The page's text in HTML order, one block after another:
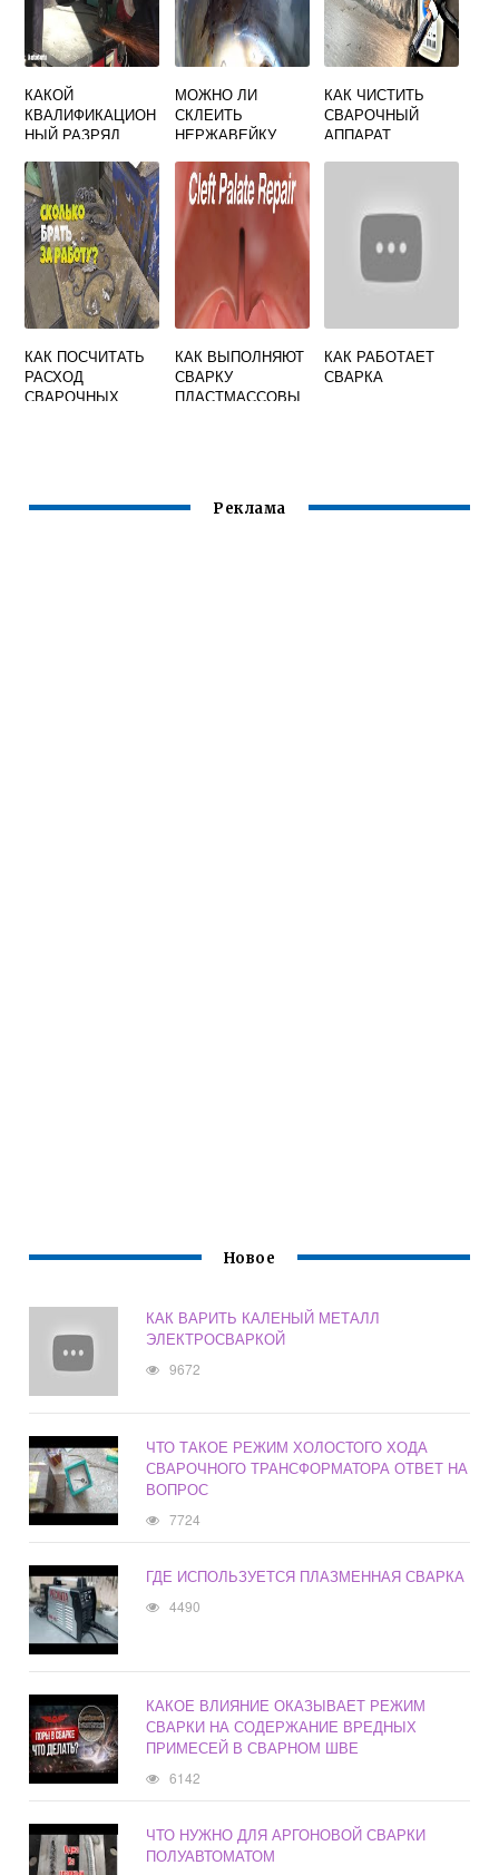
КАКОЙ
КВАЛИФИКАЦИОН
НЫЙ РАЗРЯД
СВАРЩИК В
СЛУЧАЕ
САМОСТОЯТЕЛЬН
ОЙ ПОДАЧИ
ЗАЯВКИ
АТТЕСТАЦИЮ
МОЖНО ЛИ
СКЛЕИТЬ
НЕРЖАВЕЙКУ
СВАРКОЙ
КАК ЧИСТИТЬ
СВАРОЧНЫЙ
АППАРАТ
КАК ПОСЧИТАТЬ
РАСХОД
СВАРОЧНЫХ
КАК ВЫПОЛНЯЮТ
СВАРКУ
ПЛАСТМАССОВЫ
КАК РАБОТАЕТ
СВАРКА
Реклама
Новое
КАК ВАРИТЬ КАЛЕНЫЙ МЕТАЛЛ
ЭЛЕКТРОСВАРКОЙ
9672
ЧТО ТАКОЕ РЕЖИМ ХОЛОСТОГО ХОДА
СВАРОЧНОГО ТРАНСФОРМАТОРА ОТВЕТ НА
ВОПРОС
7724
ГДЕ ИСПОЛЬЗУЕТСЯ ПЛАЗМЕННАЯ СВАРКА
4490
КАКОЕ ВЛИЯНИЕ ОКАЗЫВАЕТ РЕЖИМ
СВАРКИ НА СОДЕРЖАНИЕ ВРЕДНЫХ
ПРИМЕСЕЙ В СВАРНОМ ШВЕ
6142
ЧТО НУЖНО ДЛЯ АРГОНОВОЙ СВАРКИ
ПОЛУАВТОМАТОМ